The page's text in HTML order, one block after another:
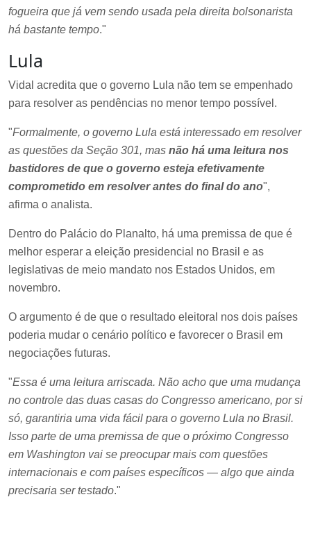
fogueira que já vem sendo usada pela direita bolsonarista
há bastante tempo."
Lula
Vidal acredita que o governo Lula não tem se empenhado
para resolver as pendências no menor tempo possível.
"Formalmente, o governo Lula está interessado em resolver
as questões da Seção 301, mas não há uma leitura nos
bastidores de que o governo esteja efetivamente
comprometido em resolver antes do final do ano",
afirma o analista.
Dentro do Palácio do Planalto, há uma premissa de que é
melhor esperar a eleição presidencial no Brasil e as
legislativas de meio mandato nos Estados Unidos, em
novembro.
O argumento é de que o resultado eleitoral nos dois países
poderia mudar o cenário político e favorecer o Brasil em
negociações futuras.
"Essa é uma leitura arriscada. Não acho que uma mudança
no controle das duas casas do Congresso americano, por si
só, garantiria uma vida fácil para o governo Lula no Brasil.
Isso parte de uma premissa de que o próximo Congresso
em Washington vai se preocupar mais com questões
internacionais e com países específicos — algo que ainda
precisaria ser testado."